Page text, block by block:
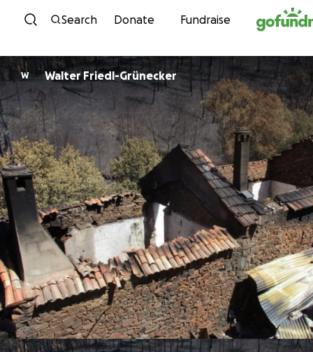
Skip to content
Search Donate Fundraise
W Walter Friedl-Grünecker